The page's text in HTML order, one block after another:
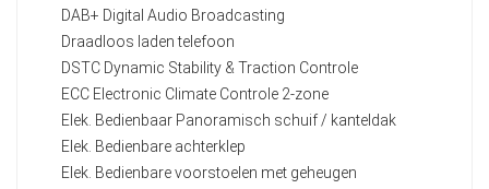
DAB+ Digital Audio Broadcasting
Draadloos laden telefoon
DSTC Dynamic Stability & Traction Controle
ECC Electronic Climate Controle 2-zone
Elek. Bedienbaar Panoramisch schuif / kanteldak
Elek. Bedienbare achterklep
Elek. Bedienbare voorstoelen met geheugen